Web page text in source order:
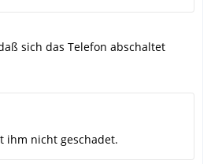
sich das Telefon abschaltet
ihm nicht geschadet.